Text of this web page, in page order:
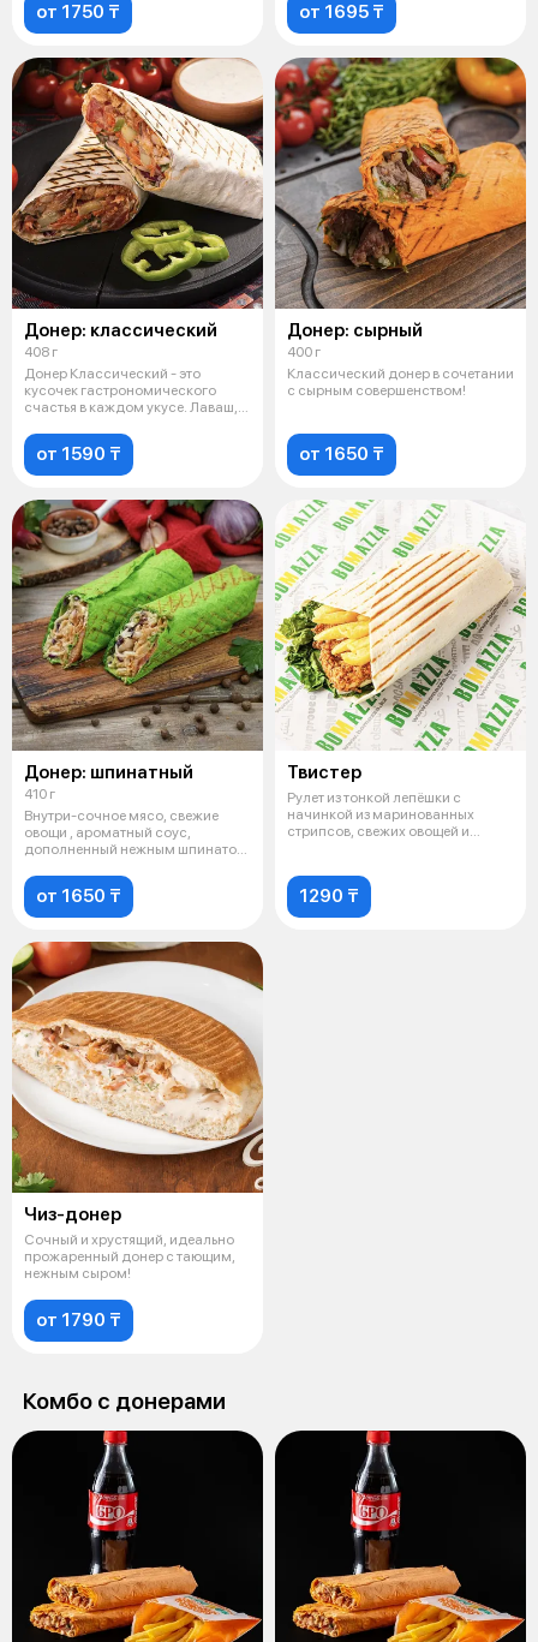
от 1750 ₸ от 1695 ₸
Донер: классический
408 г
Донер Классический - это
кусочек гастрономического
счастья в каждом укусе. Лаваш,
от 1590 ₸
Донер: сырный
400 г
Классический донер в сочетании
с сырным совершенством!
от 1650 ₸
Донер: шпинатный
410 г
Внутри-сочное мясо, свежие
овощи , ароматный соус,
дополненный нежным шпинатом
от 1650 ₸
Твистер
Рулет из тонкой лепёшки с
начинкой из маринованных
стрипсов, свежих овощей и
1290 ₸
Чиз-донер
Сочный и хрустящий, идеально
прожаренный донер с тающим,
нежным сыром!
от 1790 ₸
Комбо с донерами